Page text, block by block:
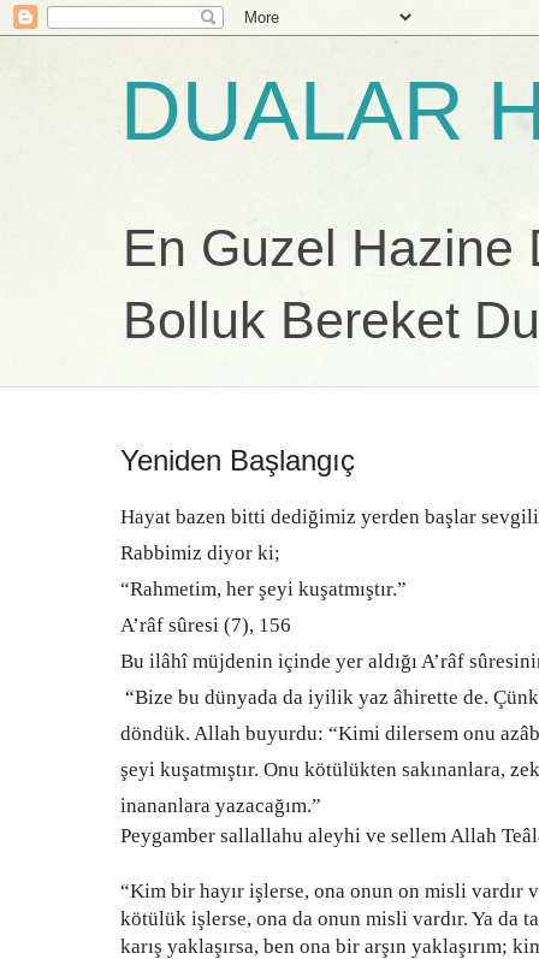
DUALAR
En Guzel Hazine
Bolluk Bereket
Yeniden Başlangıç
Hayat bazen bitti dediğimiz yerden başlar
Rabbimiz diyor ki;
“Rahmetim, her şeyi kuşatmıştır.”
A’râf sûresi (7), 156
Bu ilâhî müjdenin içinde yer aldığı A’râf
“Bize bu dünyada da iyilik yaz âhirette de.
döndük. Allah buyurdu: “Kimi dilersem onu
şeyi kuşatmıştır. Onu kötülükten sakınanlara,
inananlara yazacağım.”
Peygamber sallallahu aleyhi ve sellem Allah
“Kim bir hayır işlerse, ona onun on misli vardır
kötülük işlerse, ona da onun misli vardır. Ya da
karış yaklaşırsa, ben ona bir arşın yaklaşırım;